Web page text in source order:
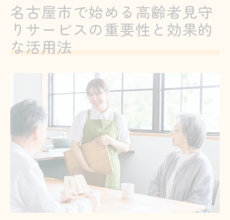
見守りサービス導入で期待される生
活の変化
家族と地域が連携する見守りの効果
高齢者見守りサービスの具体的な活
用事例
名古屋市で利用できる見守りサービ
スの種類
高齢者を見守る名古屋市のサービスが安
心を提供する理由
地域密着型サービスの信頼性と安心
名古屋市で始める高齢者見守
りサービスの重要性と効果的
な活用法